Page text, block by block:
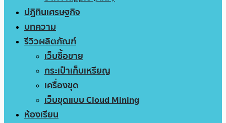
ปฏิทินเศรษฐกิจ
บทความ
รีวิวผลิตภัณฑ์
เว็บซื้อขาย
กระเป๋าเก็บเหรียญ
เครื่องขุด
เว็บขุดแบบ Cloud Mining
ห้องเรียน